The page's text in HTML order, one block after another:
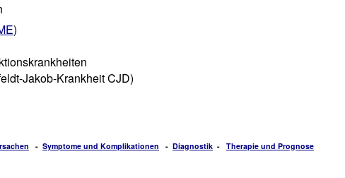
)
Jakob-Krankheit CJD)
- Symptome und Komplikationen - Diagnostik - Therapie und Prognose